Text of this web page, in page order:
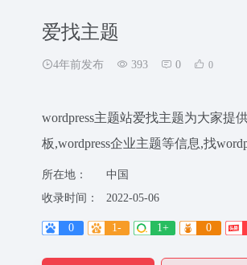
爱找主题
4年前发布 393 0 0
wordpress主题站爱找主题为大家提
板,wordpress企业主题等信息,找
所在地：
中国
收录时间：
2022-05-06
0 1- 1+ 0